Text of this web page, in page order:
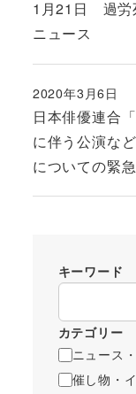
1月21日 過労
ニュース
日本俳優連合
に伴う公演な
についての緊
投稿日
2020年3月6日
キーワード
カテゴリー
ニュース
催し物・